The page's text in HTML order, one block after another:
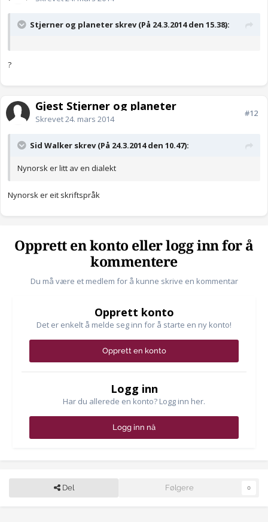
Stjerner og planeter skrev (På 24.3.2014 den 15.38):
?
Gjest Stjerner og planeter
Skrevet24. mars 2014
#12
Sid Walker skrev (På 24.3.2014 den 10.47):
Nynorsk er litt av en dialekt
Nynorsk er eit skriftspråk
Opprett en konto eller logg inn for å
kommentere
Du må være et medlem for å kunne skrive en kommentar
Opprett konto
Det er enkelt å melde seg inn for å starte en ny konto!
Opprett en konto
Logg inn
Har du allerede en konto? Logg inn her.
Logg inn nå
Del Følgere 0